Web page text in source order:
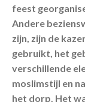
feest
Andere
zijn, zijn de
gebruikt, het
verschillende
moslimstijl en
het dorp. Het